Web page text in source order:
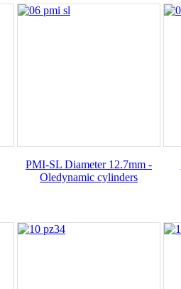
PMI-SL Diameter 12.7mm -
Oledynamic cylinders